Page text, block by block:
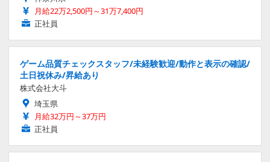
月給22万2,500円～31万7,400円
正社員
ゲーム品質チェックスタッフ/未経験歓迎/動作と表示の確認/
土日祝休み/昇給あり
株式会社大斗
埼玉県
月給32万円～37万円
正社員